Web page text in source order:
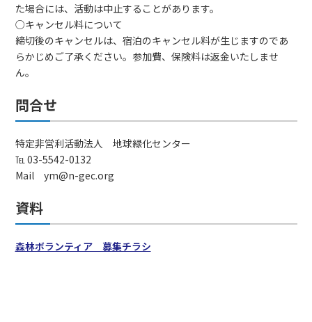
た場合には、活動は中止することがあります。
○キャンセル料について
締切後のキャンセルは、宿泊のキャンセル料が生じますのであ
らかじめご了承ください。参加費、保険料は返金いたしませ
ん。
問合せ
特定非営利活動法人 地球緑化センター
℡ 03-5542-0132
Mail ym@n-gec.org
資料
森林ボランティア 募集チラシ